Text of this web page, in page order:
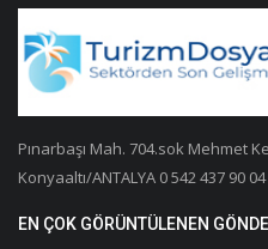
Pınarbaşı Mah. 704.sok Mehmet
Konyaaltı/ANTALYA 0 542 437 90 04
EN ÇOK GÖRÜNTÜLENEN